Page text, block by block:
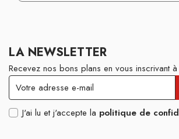
LA NEWSLETTER
Recevez nos bons plans en vous inscrivant
J'ai lu et j'accepte la politique de